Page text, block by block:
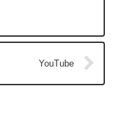
YouTube